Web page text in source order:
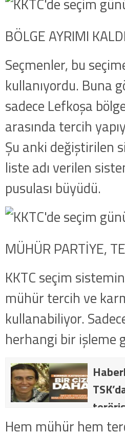
BÖLGE AYRIMI
Seçmenler, bu
kullanıyordu. Buna
sadece Lefkoşa
arasında tercih
Şu anki değiştirilen
liste adı verilen
pusulası büyüdü.
MÜHÜR PARTİYE,
KKTC seçim
mühür tercih ve
kullanabiliyor.
herhangi bir işleme
Hem mühür hem